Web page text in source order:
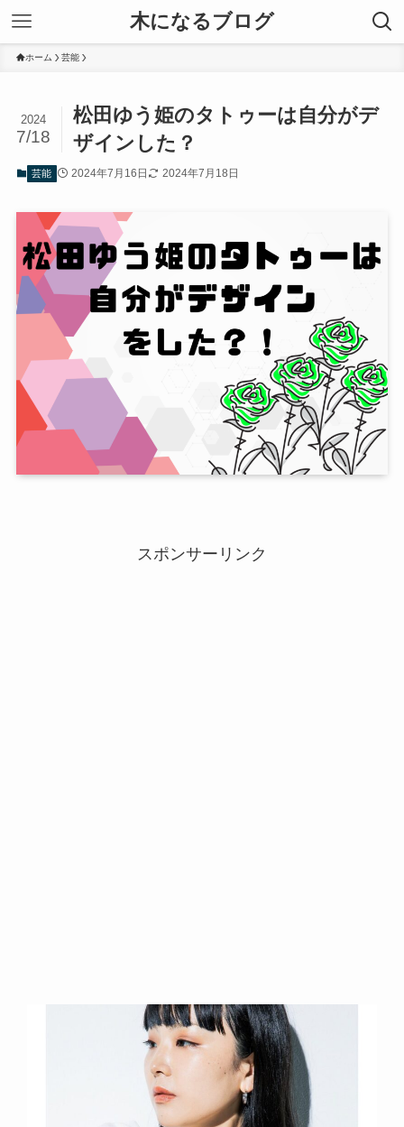
木になるブログ
ホーム 芸能
松田ゆう姫のタトゥーは自分がデ
ザインした？
2024
7/18
芸能 2024年7月16日 2024年7月18日
スポンサーリンク